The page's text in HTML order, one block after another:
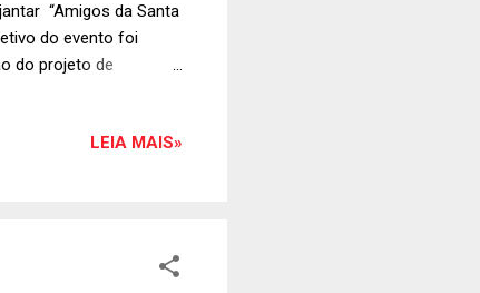
“Amigos da Santa
do evento foi
do projeto de
LEIA MAIS»